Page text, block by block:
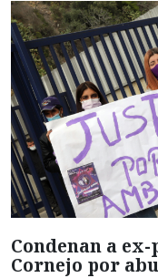
Condenan a
Cornejo por